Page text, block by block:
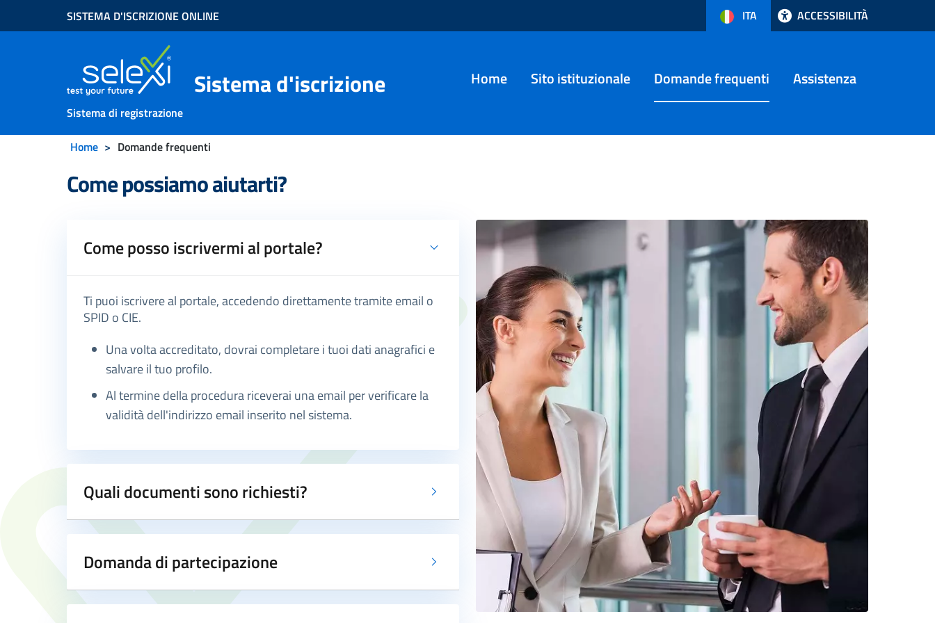
SISTEMA D'ISCRIZIONE ONLINE ITA ACCESSIBILITÀ
Sistema di registrazione
Sistema d'iscrizione Home Sito istituzionale Domande frequenti Assistenza
Home Domande frequenti
Come possiamo aiutarti?
Come posso iscrivermi al portale?
Ti puoi iscrivere al portale, accedendo direttamente tramite email o
SPID o CIE.
Una volta accreditato, dovrai completare i tuoi dati anagrafici e
salvare il tuo profilo.
Al termine della procedura riceverai una email per verificare la
validità dell'indirizzo email inserito nel sistema.
Quali documenti sono richiesti?
Domanda di partecipazione
%